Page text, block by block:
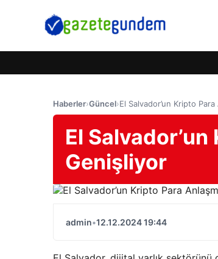
Haberler›Güncel›El Salvador’un Kripto
El
Genişliyor
admin•12.12.2024 19:44